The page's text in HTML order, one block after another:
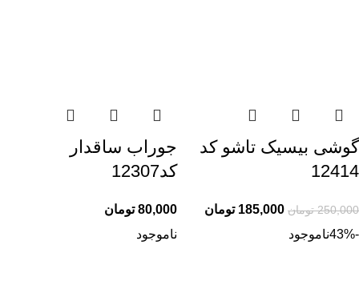
گوشی بیسیک تاشو کد
12414
250,000 تومان 185,000 تومان
جوراب ساقدار
کد12307
80,000 تومان
-43%
ناموجود ناموجود